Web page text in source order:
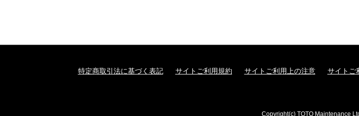
特定商取引法に基づく表記 サイトご利用規約 サイトご利用上の注意 サイトご
Copyright(c) TOTO Maintenance